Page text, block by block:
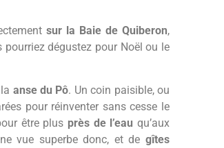
sur la Baie de Quiberon,
pourriez dégustez pour Noël ou le
anse du Pô. Un coin paisible, ou
pour réinventer sans cesse le
être plus près de l’eau qu’aux
vue superbe donc, et de gîtes